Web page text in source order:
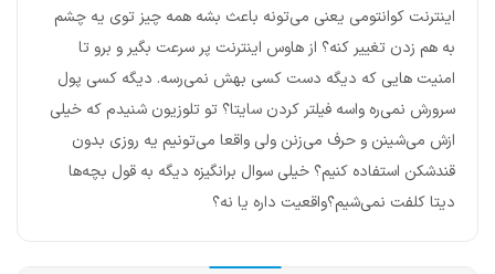
اینترنت کوانتومی یعنی می‌تونه باعث بشه همه چیز توی یه چشم
به هم زدن تغییر کنه؟ از هاوس اینترنت پر سرعت بگیر و برو تا
امنیت هایی که دیگه دست کسی بهش نمی‌رسه. دیگه کسی پول
سرورش نمی‌ره واسه فیلتر کردن سایتا؟ تو تلوزیون شنیدم که خیلی
ازش می‌شینن و حرف می‌زنن ولی واقعا می‌تونیم یه روزی بدون
قندشکن استفاده کنیم؟ خیلی سوال برانگیزه دیگه به قول بچه‌ها
دیتا کلفت نمی‌شیم؟واقعیت داره یا نه؟